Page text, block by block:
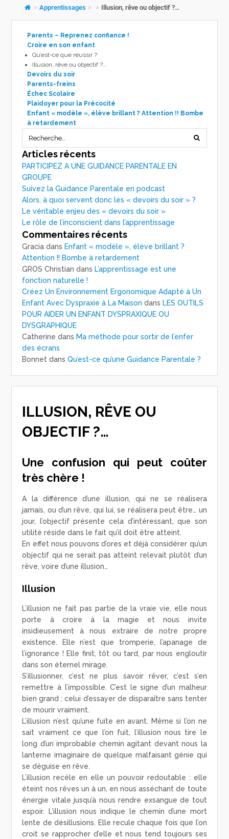
> Apprentissages > > Illusion, rêve ou objectif ?…
Parents – Reprenez confiance !
Croire en son enfant
Qu’est-ce que réussir ?
Illusion, rêve ou objectif ?…
Devoirs du soir
Parents-freins
Échec Scolaire
Plaidoyer pour la Précocité
Enfant « modèle », élève brillant ? Attention !! Bombe
à retardement
Articles récents
PARTICIPEZ A UNE GUIDANCE PARENTALE EN
GROUPE
Suivez la Guidance Parentale en podcast
Alors, à quoi servent donc les « devoirs du soir » ?
Le véritable enjeu des « devoirs du soir »
Le rôle de l’inconscient dans l’apprentissage
Commentaires récents
Gracia dans Enfant « modèle », élève brillant ?
Attention !! Bombe à retardement
GROS Christian dans L’apprentissage est une
fonction naturelle !
Créez Un Environnement Ergonomique Adapté à Un
Enfant Avec Dyspraxie à La Maison dans LES OUTILS
POUR AIDER UN ENFANT DYSPRAXIQUE OU
DYSGRAPHIQUE
Catherine dans Ma méthode pour sortir de l’enfer
des écrans
Bonnet dansQu’est-ce qu’une Guidance Parentale ?
ILLUSION, RÊVE OU
OBJECTIF ?…
Une confusion qui peut coûter
très chère !
A la différence d’une illusion, qui ne se réalisera
jamais, ou d’un rêve, qui lui, se réalisera peut être… un
jour, l’objectif présente cela d’intéressant, que son
utilité réside dans le fait qu’il doit être atteint.
En effet nous pouvons d’ores et déjà considérer qu’un
objectif qui ne serait pas atteint relevait plutôt d’un
rêve, voire d’une illusion…
Illusion
L’illusion ne fait pas partie de la vraie vie, elle nous
porte à croire à la magie et nous invite
insidieusement à nous extraire de notre propre
existence. Elle n’est que tromperie, l’apanage de
l’ignorance ! Elle finit, tôt ou tard, par nous engloutir
dans son éternel mirage.
S’illusionner, c’est ne plus savoir rêver, c’est s’en
remettre à l’impossible. C’est le signe d’un malheur
bien grand : celui d’essayer de disparaître sans tenter
de mourir vraiment.
L’illusion n’est qu’une fuite en avant. Même si l’on ne
sait vraiment ce que l’on fuit, l’illusion nous tire le
long d’un improbable chemin agitant devant nous la
lanterne imaginaire de quelque malfaisant génie qui
se déguise en rêve.
L’illusion recèle en elle un pouvoir redoutable : elle
éteint nos rêves un à un, en nous asséchant de toute
énergie vitale jusqu’à nous rendre exsangue de tout
espoir. L’illusion nous indique le chemin d’une mort
lente de désillusions. Elle recule chaque fois que l’on
croit se rapprocher d’elle et nous tend toujours ses